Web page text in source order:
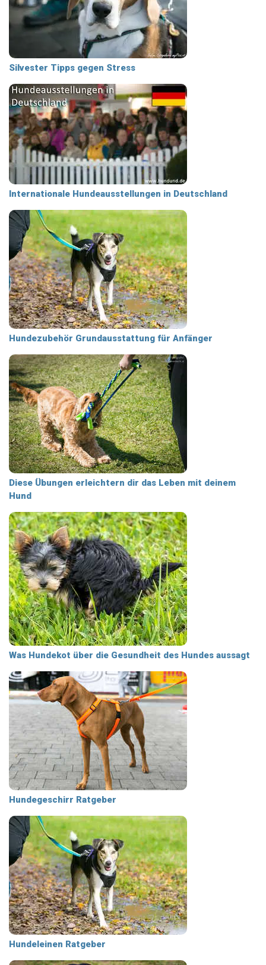
Silvester Tipps gegen Stress
Internationale Hundeausstellungen in Deutschland
Hundezubehör Grundausstattung für Anfänger
Diese Übungen erleichtern dir das Leben mit deinem
Hund
Was Hundekot über die Gesundheit des Hundes aussagt
Hundegeschirr Ratgeber
Hundeleinen Ratgeber